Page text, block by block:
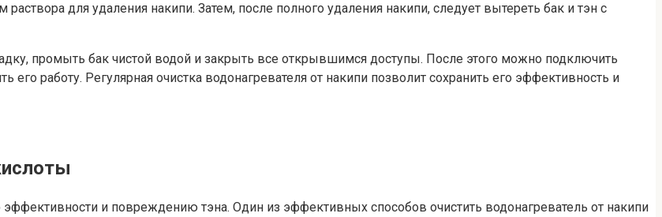
для удаления накипи. Затем, после полного удаления накипи, следует вытереть бак и тэн с
промыть бак чистой водой и закрыть все открывшимся доступы. После этого можно подключить
его работу. Регулярная очистка водонагревателя от накипи позволит сохранить его эффективность и
и повреждению тэна. Один из эффективных способов очистить водонагреватель от накипи